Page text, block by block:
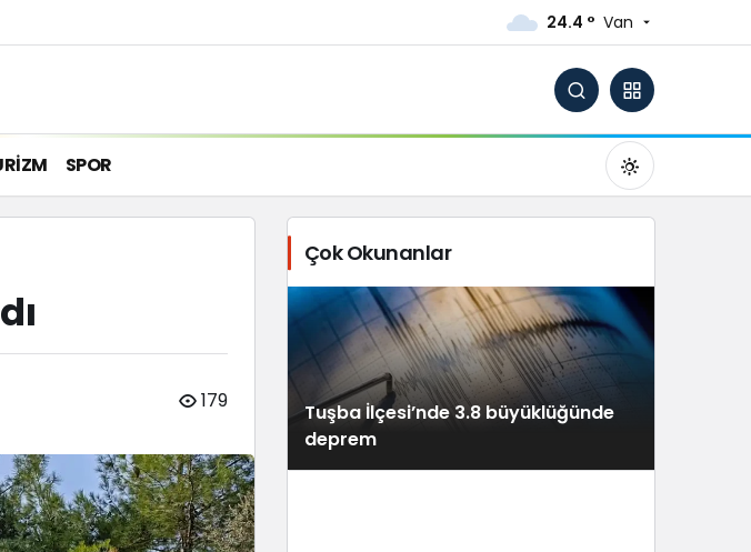
24.4 ° Van
SPOR
Gündüz Modu
Gündüz modunu seçin.
179
Çok Okunanlar
Tuşba İlçesi’nde 3.8 büyüklüğünde
deprem